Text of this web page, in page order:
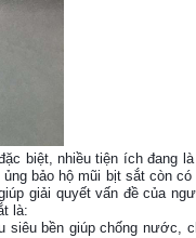
biệt, nhiều tiện ích đang
bảo hộ mũi bịt sắt còn
giải quyết vấn đề của
là:
bền giúp chống nước,